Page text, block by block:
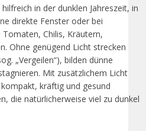
in der dunklen Jahreszeit, in
direkte Fenster oder bei
Chilis, Kräutern,
Ohne genügend Licht strecken
„Vergeilen“), bilden dünne
Mit zusätzlichem Licht
kräftig und gesund
die natürlicherweise viel zu dunkel